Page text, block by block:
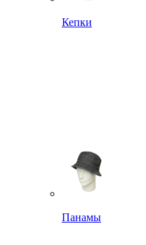
Кепки
Панамы